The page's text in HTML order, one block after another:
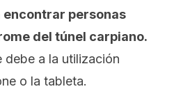
personas
del túnel carpiano.
debe a la utilización
o la tableta.